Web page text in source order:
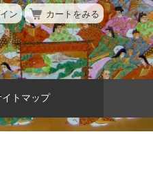
ン カートをみる
イトマップ